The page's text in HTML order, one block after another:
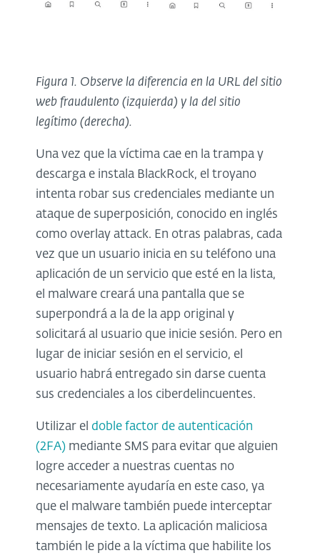
Figura 1. Observe la diferencia en la URL del sitio
web fraudulento (izquierda) y la del sitio
legítimo (derecha).
Una vez que la víctima cae en la trampa y
descarga e instala BlackRock, el troyano
intenta robar sus credenciales mediante un
ataque de superposición, conocido en inglés
como overlay attack. En otras palabras, cada
vez que un usuario inicia en su teléfono una
aplicación de un servicio que esté en la lista,
el malware creará una pantalla que se
superpondrá a la de la app original y
solicitará al usuario que inicie sesión. Pero en
lugar de iniciar sesión en el servicio, el
usuario habrá entregado sin darse cuenta
sus credenciales a los ciberdelincuentes.
Utilizar el doble factor de autenticación
(2FA) mediante SMS para evitar que alguien
logre acceder a nuestras cuentas no
necesariamente ayudaría en este caso, ya
que el malware también puede interceptar
mensajes de texto. La aplicación maliciosa
también le pide a la víctima que habilite los